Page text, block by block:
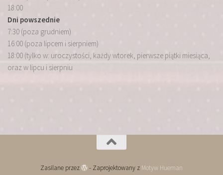
18:00
Dni powszednie
7:30 (poza grudniem)
16:00 (poza lipcem i sierpniem)
18:00 (tylko w: uroczystości, każdy wtorek, pierwsze piątki miesiąca,
oraz w lipcu i sierpniu
Zasilane przez - Zaprojektowany z Motyw Hueman